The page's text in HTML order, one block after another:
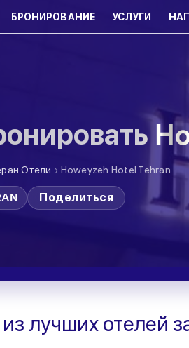
БРОНИРОВАНИЕ УСЛУГИ
Отели › Howeyzeh Hotel Tehran
Поделиться
лучших отелей